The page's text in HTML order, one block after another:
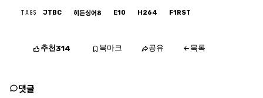
TAGS JTBC 히든싱어8 E10 H264 F1RST
추천314 북마크 공유 목록
댓글